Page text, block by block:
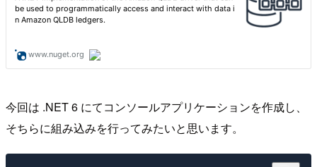
今回は .NET 6 にてコンソールアプリケーションを作成し、
そちらに組み込みを行ってみたいと思います。